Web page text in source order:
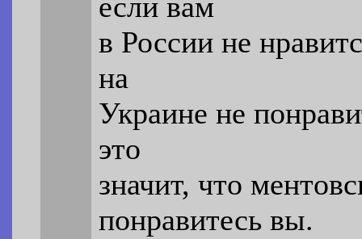
если вам
в России не
на
Украине не
это
значит, что
понравитесь вы.